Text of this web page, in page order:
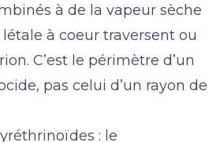
à de la vapeur sèche
à coeur traversent ou
C’est le périmètre d’un
pas celui d’un rayon de
: le